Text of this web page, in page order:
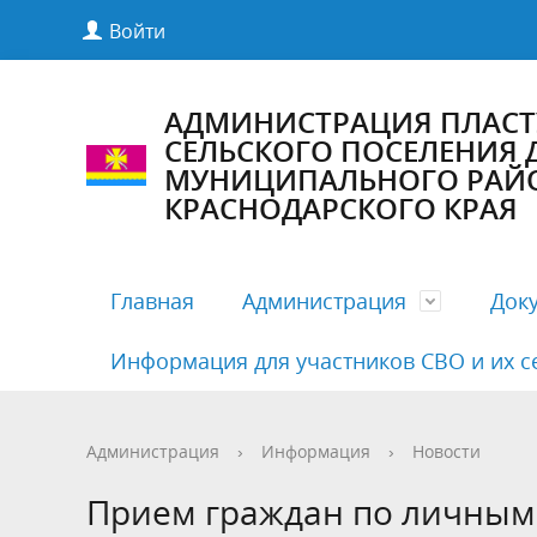
Войти
АДМИНИСТРАЦИЯ
СЕЛЬСКОГО ПОСЕЛЕНИЯ
МУНИЦИПАЛЬНОГО
КРАСНОДАРСКОГО КРАЯ
Главная Администрация
Полномочия, задачи и функции
Антикоррупционная экспертиза
Комиссии Совета
Информация для участников СВО и их
Администрация › Информация › Новости
Прием граждан по